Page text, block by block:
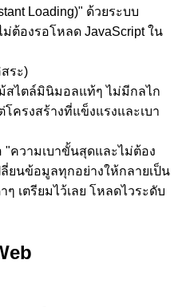
Loading)" ด้วยระบบ
ม่ต้องรอโหลด JavaScript ใน
ระ)
สไตล์มินิมอลแท้ๆ ไม่มีกลไก
ครงสร้างที่แข็งแรงและเบา
"ความเบาขั้นสุดและไม่ต้อง
ลี่ยนข้อมูลทุกอย่างให้กลายเป็น
เตรียมไว้เลย โหลดไวระดับ